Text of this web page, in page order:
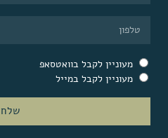
מעוניין לקבל בוואטסאפ
מעוניין לקבל במייל
שלח